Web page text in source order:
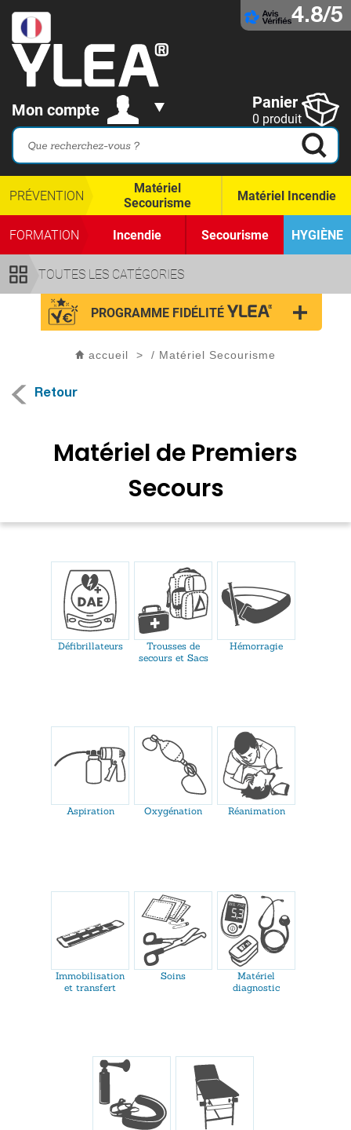
4.8/5
Mon compte Panier
0 produit
TOUTES LES CATÉGORIES
PRÉVENTION
Matériel
Secourisme
Matériel Incendie
FORMATION Incendie Secourisme HYGIÈNE
PROGRAMME FIDÉLITÉ
accueil > / Matériel Secourisme
Retour
Matériel de Premiers
Secours
Défibrillateurs
Trousses de
secours et Sacs
Hémorragie
Aspiration Oxygénation Réanimation
Immobilisation
et transfert
Soins
Matériel
diagnostic